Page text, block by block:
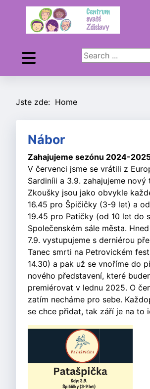
Search ...
Jste zde: Home
Nábor
Zahajujeme sezónu 2024-
V červenci jsme se vrátili z
Sardiníii a 3.9. zahajujeme nový
Zkoušky jsou jako obvykle
16.45 pro Špičičky (3-9 let) a
19.45 pro Patičky (od 10 let do
Společenském sále města.
7.9. vystupujeme s derniérou
Tanec smrti na Petrovickém
14.30) a pak už se vnoříme do
nového představení, které
premiérovat v lednu 2025. O
zatím necháme pro sebe.
se chce přidat, tak září je na to